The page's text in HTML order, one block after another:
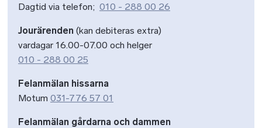
Dagtid via telefon; 010 - 288 00 26
Jourärenden (kan debiteras extra)
vardagar 16.00-07.00 och helger
010 - 288 00 25
Felanmälan hissarna
Motum 031-776 57 01
Felanmälan gårdarna och dammen